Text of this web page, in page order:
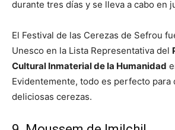
durante tres días y se lleva a cabo en
El Festival de las Cerezas de Sefrou
Unesco en la Lista Representativa del
Cultural Inmaterial de la Humanidad
Evidentemente, todo es perfecto para
deliciosas cerezas.